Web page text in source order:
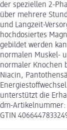
der speziellen 2-
über mehrere
und Langzeit-
hochdosiertes
gebildet werden
normalen Muskel-
normaler Knochen
Niacin,
unterstützt die
dm-Artikelnummer:
GTIN